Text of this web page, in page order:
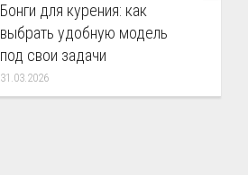
Бонги для курения: как
выбрать удобную модель
под свои задачи
31.03.2026